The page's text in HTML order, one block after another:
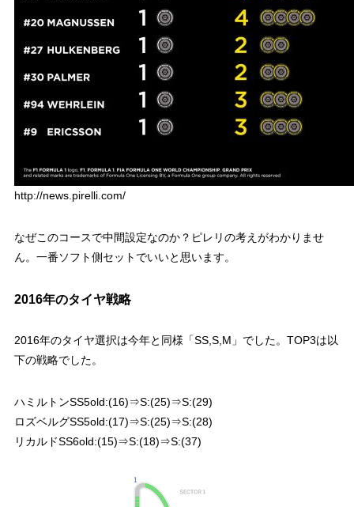
http://news.pirelli.com/
なぜこのコースで中間設定なのか？ピレリの考えがわかりませ
ん。一番ソフト側セットでいいと思います。
2016年のタイヤ戦略
2016年のタイヤ選択は今年と同様「SS,S,M」でした。TOP3は以
下の戦略でした。
ハミルトンSS5old:(16)⇒S:(25)⇒S:(29)
ロズベルグSS5old:(17)⇒S:(25)⇒S:(28)
リカルドSS6old:(15)⇒S:(18)⇒S:(37)